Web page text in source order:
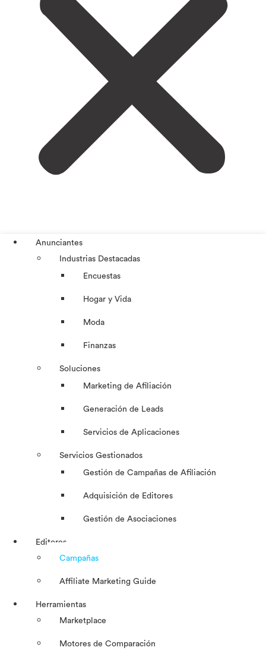
Anunciantes
Industrias Destacadas
Encuestas
Hogar y Vida
Moda
Finanzas
Soluciones
Marketing de Afiliación
Generación de Leads
Servicios de Aplicaciones
Servicios Gestionados
Gestión de Campañas de Afiliación
Adquisición de Editores
Gestión de Asociaciones
Editores
Campañas
Affiliate Marketing Guide
Herramientas
Marketplace
Motores de Comparación